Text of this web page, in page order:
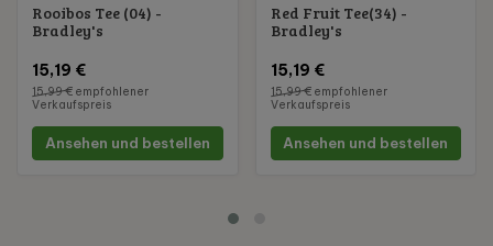
Rooibos Tee (04) -
Bradley's
15,19 €
15,99 € empfohlener
Verkaufspreis
Ansehen und bestellen
Red Fruit Tee(34) -
Bradley's
15,19 €
15,99 €empfohlener
Verkaufspreis
Ansehen und bestellen